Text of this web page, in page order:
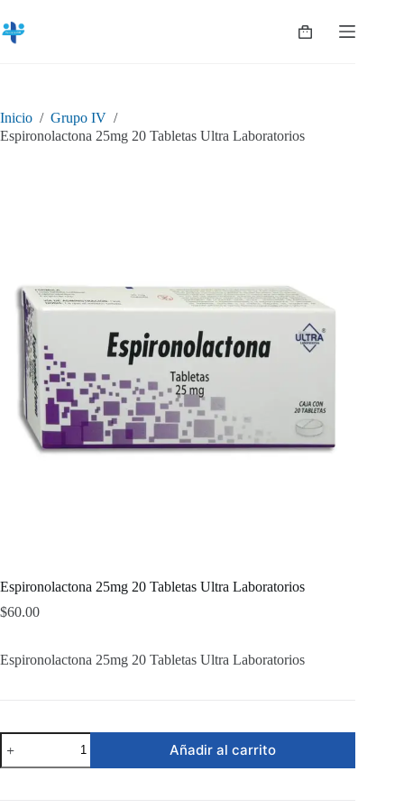
al
contenido
Shopping
Inicio / Grupo IV /
Espironolactona 25mg 20 Tabletas Ultra Laboratorios
Espironolactona 25mg 20 Tabletas Ultra Laboratorios
$60.00
Espironolactona 25mg 20 Tabletas Ultra Laboratorios
Espironolactona
25mg
20
Añadir al carrito